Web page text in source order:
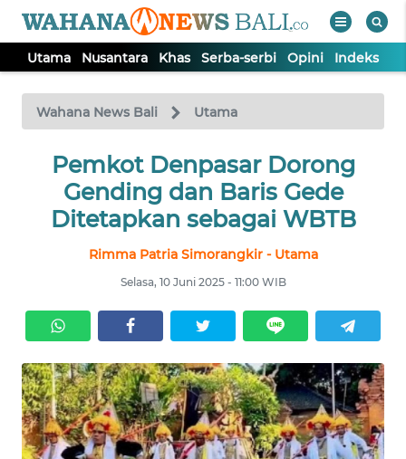
Utama Nusantara Khas Serba-serbi Opini Indeks
Wahana News Bali Utama
Pemkot Denpasar Dorong
Gending dan Baris Gede
Ditetapkan sebagai WBTB
Rimma Patria Simorangkir - Utama
Selasa, 10 Juni 2025 - 11:00 WIB
TV
Tutup
UTAMA
NUSANTARA
SERBA-
SERBI
OPINI
Informasi